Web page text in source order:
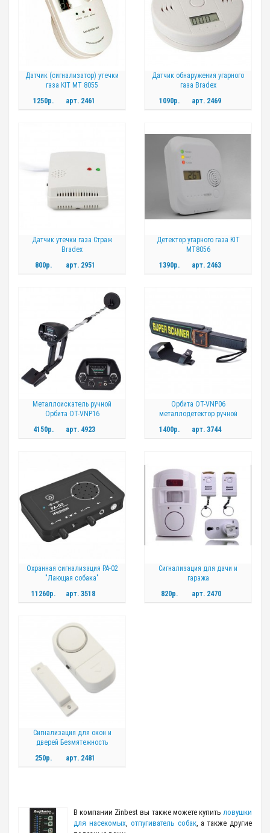
Датчик (сигнализатор) утечки
газа KIT MT 8055
1250р.
арт. 2461
Датчик обнаружения угарного
газа Bradex
1090р.
арт. 2469
Датчик утечки газа Страж
Bradex
800р.
арт. 2951
Детектор угарного газа KIT
MT8056
1390р.
арт. 2463
Металлоискатель ручной
Орбита OT-VNP16
4150р.
арт. 4923
Орбита OT-VNP06
металлодетектор ручной
1400р.
арт. 3744
Охранная сигнализация PA-02
"Лающая собака"
11260р.
арт. 3518
Сигнализация для дачи и
гаража
820р.
арт. 2470
Сигнализация для окон и
дверей Безмятежность
250р.
арт. 2481
В компании Zinbest вы также можете купить ловушки
для насекомых, отпугиватель собак, а также другие